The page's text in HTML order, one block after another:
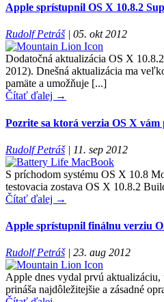
Apple sprístupnil OS X 10.8.2
Rudolf Petráš| 05. okt 2012
Dodatočná aktualizácia OS X
2012). Dnešná aktualizácia ma
pamäte a umožňuje [...]
Čítať ďalej →
Pozrite sa ktorá verzia OS X
Rudolf Petráš| 11. sep 2012
S príchodom systému OS X 10.8
testovacia zostava OS X 10.8.2
Čítať ďalej →
Apple sprístupnil finálnu verziu
Rudolf Petráš| 23. aug 2012
Apple dnes vydal prvú
prináša najdôležitejšie a zásadné